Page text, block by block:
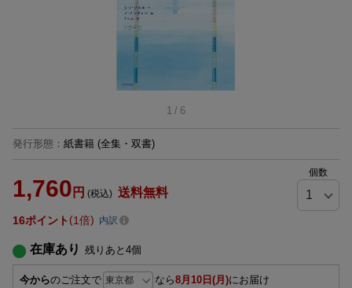
1 / 6
発行形態 ： 紙書籍 (全集・双書)
1,760 円 (税込) 送料無料
個数
16ポイント 1倍 内訳
在庫あり 残りあと 4個
今からのご注文で なら8月10日(月)にお届け